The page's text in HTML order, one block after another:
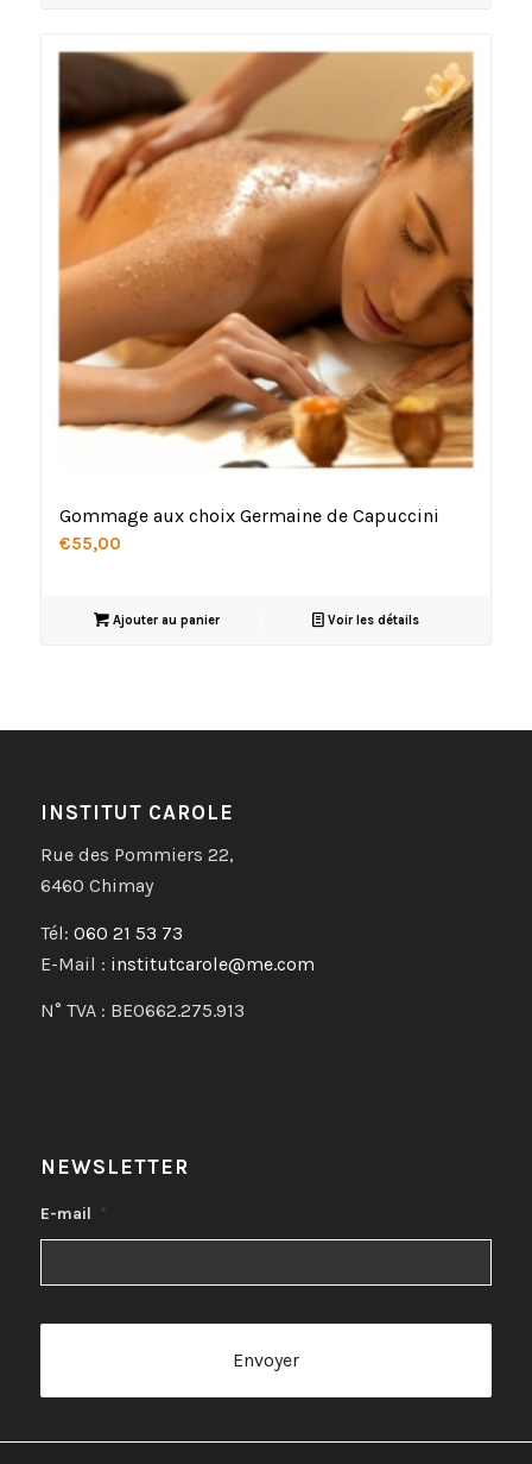
Gommage aux choix Germaine de Capuccini
€55,00
Ajouter au panier Voir les détails
INSTITUT CAROLE
Rue des Pommiers 22,
6460 Chimay
Tél: 060 21 53 73
E-Mail : institutcarole@me.com
N° TVA : BE0662.275.913
NEWSLETTER
E-mail *